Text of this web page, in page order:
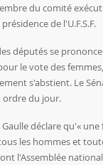
du comité
de l'U.F.S.F.
députés se
le vote des
s'abstient. Le
ordre du jour.
Gaulle déclare qu'«
les hommes et
l'Assemblée